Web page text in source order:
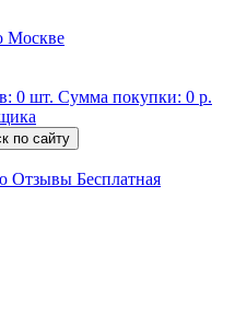
Москве
0 шт. Сумма покупки: 0 р.
Отзывы Бесплатная